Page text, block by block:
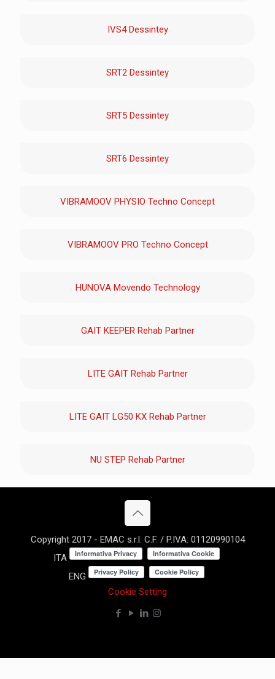
IVS4 Dessintey
SRT2 Dessintey
SRT5 Dessintey
SRT6 Dessintey
VIBRAMOOV PHYSIO Techno Concept
VIBRAMOOV PRO Techno Concept
HUNOVA Movendo Technology
GAIT KEEPER Rehab Partner
LITE GAIT Rehab Partner
LITE GAIT LG50 KX Rehab Partner
NU STEP Rehab Partner
Copyright 2017 - EMAC s.r.l. C.F. / P.IVA: 01120990104
ITA
ENG
Cookie Setting